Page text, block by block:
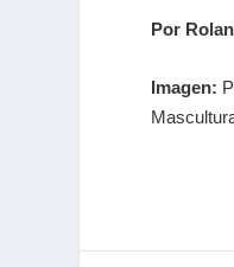
Por
Imagen: